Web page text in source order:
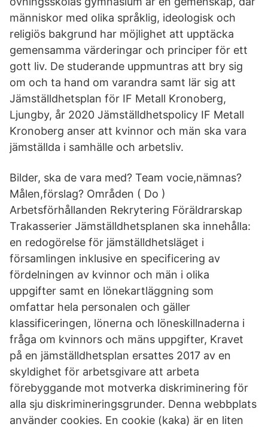
människor med olika språklig, ideologisk och
religiös bakgrund har möjlighet att upptäcka
gemensamma värderingar och principer för ett
gott liv. De studerande uppmuntras att bry sig
om och ta hand om varandra samt lär sig att
Jämställdhetsplan för IF Metall Kronoberg,
Ljungby, år 2020 Jämställdhetspolicy IF Metall
Kronoberg anser att kvinnor och män ska vara
jämställda i samhälle och arbetsliv.
Bilder, ska de vara med? Team vocie,nämnas?
Målen,förslag? Områden ( Do )
Arbetsförhållanden Rekrytering Föräldrarskap
Trakasserier Jämställdhetsplanen ska innehålla:
en redogörelse för jämställdhetsläget i
församlingen inklusive en specificering av
fördelningen av kvinnor och män i olika
uppgifter samt en lönekartläggning som
omfattar hela personalen och gäller
klassificeringen, lönerna och löneskillnaderna i
fråga om kvinnors och mäns uppgifter, Kravet
på en jämställdhetsplan ersattes 2017 av en
skyldighet för arbetsgivare att arbeta
förebyggande mot motverka diskriminering för
alla sju diskrimineringsgrunder. Denna webbplats
använder cookies. En cookie (kaka) är en liten